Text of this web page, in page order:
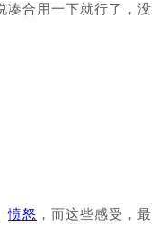
凑合用一下就行了，没
愤怒 ，而这些感受，最